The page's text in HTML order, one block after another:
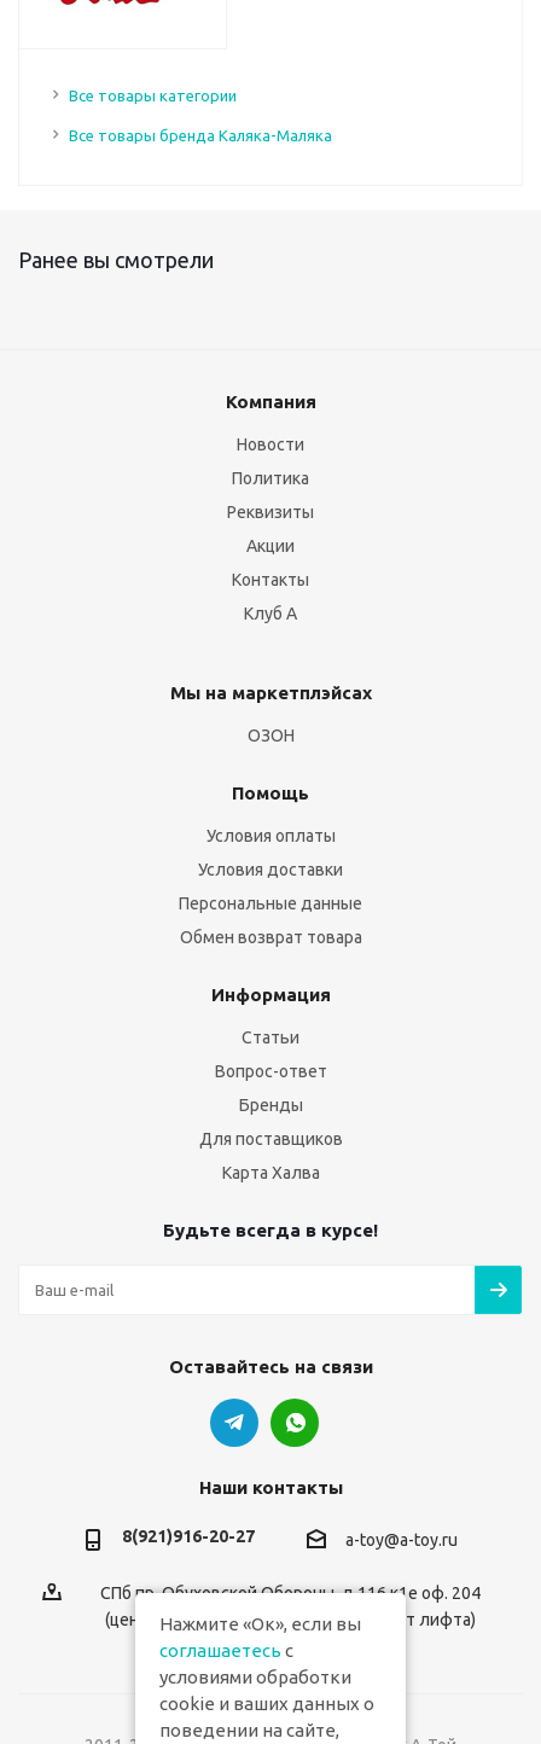
Все товары категории
Все товары бренда Каляка-Маляка
Ранее вы смотрели
Компания
Новости
Политика
Реквизиты
Акции
Контакты
Клуб А
Мы на маркетплэйсах
ОЗОН
Помощь
Условия оплаты
Условия доставки
Персональные данные
Обмен возврат товара
Информация
Статьи
Вопрос-ответ
Бренды
Для поставщиков
Карта Халва
Будьте всегда в курсе!
Оставайтесь на связи
Наши контакты
8(921)916-20-27 a-toy@a-toy.ru
СПб пр. Обуховской Обороны, д.116 к1е оф. 204
(центральный вход 2-й этаж справа от лифта)
Нажмите «Ок», если вы
соглашаетесь с
условиями обработки
cookie и ваших данных о
поведении на сайте,